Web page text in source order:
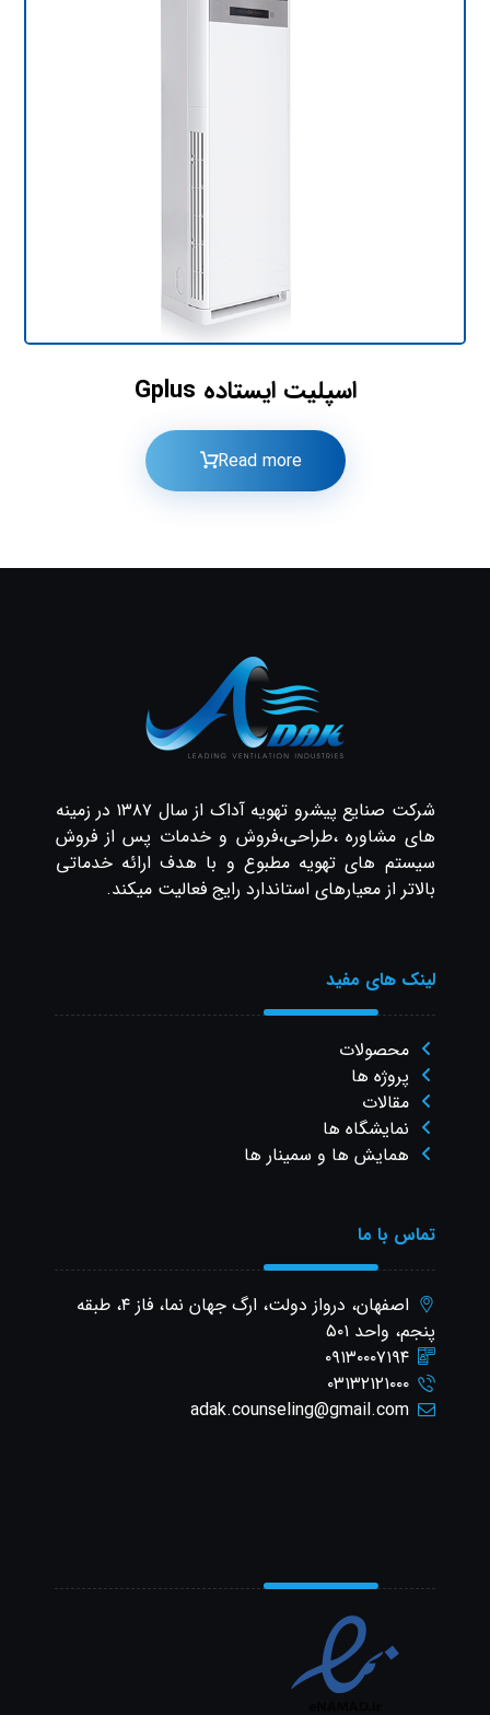
اسپلیت ایستاده Gplus
Read more
شرکت صنایع پیشرو تهویه آداک از سال ۱۳۸۷ در زمینه
های مشاوره ،طراحی،فروش و خدمات پس از فروش
سیستم های تهویه مطبوع و با هدف ارائه خدماتی
بالاتر از معیارهای استاندارد رایج فعالیت میکند.
لینک های مفید
محصولات
پروژه ها
مقالات
نمایشگاه ها
همایش ها و سمینار ها
تماس با ما
اصفهان، درواز دولت، ارگ جهان نما، فاز ۴، طبقه
پنجم، واحد ۵۰۱
۰۹۱۳۰۰۰۷۱۹۴
۰۳۱۳۲۱۲۱۰۰۰
adak.counseling@gmail.com